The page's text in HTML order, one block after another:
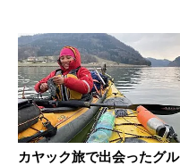
カヤック旅で出会ったグル